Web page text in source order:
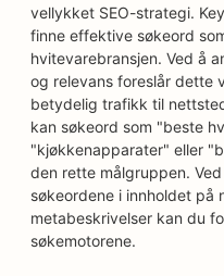
vellykket SEO-strategi.
finne effektive søkeord
hvitevarebransjen. Ved å
og relevans foreslår dette
betydelig trafikk til
kan søkeord som "beste
"kjøkkenapparater" eller
den rette målgruppen.
søkeordene i innholdet
metabeskrivelser kan du
søkemotorene.